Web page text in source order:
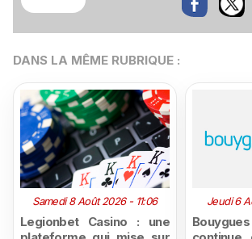
DANS LA MÊME RUBRIQUE :
Samedi 8 Août 2026 - 11:06
Legionbet Casino : une
Jeudi 6